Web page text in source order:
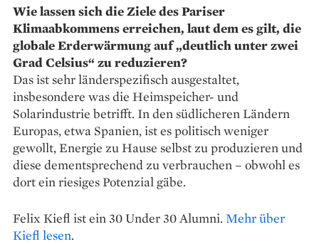
Wie lassen sich die Ziele des Pariser
Klimaabkommens erreichen, laut dem es gilt, die
­globale Erderwärmung auf „deutlich unter zwei
Grad Celsius“ zu reduzieren?
Das ist sehr länderspezifisch ausgestaltet,
insbesondere was die Heimspeicher- und
Solarindustrie betrifft. In den südlicheren Ländern
Europas, etwa Spanien, ist es politisch weniger
gewollt, Energie zu Hause selbst zu produzieren und
diese dementsprechend zu verbrauchen – obwohl es
dort ein riesiges Potenzial gäbe.
Felix Kiefl ist ein 30 Under 30 Alumni. Mehr über
Kiefl lesen.